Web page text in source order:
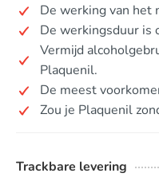
De werking van het
De werkingsduur is
Vermijd
Plaquenil.
De meest
Zou je Plaquenil
Trackbare levering